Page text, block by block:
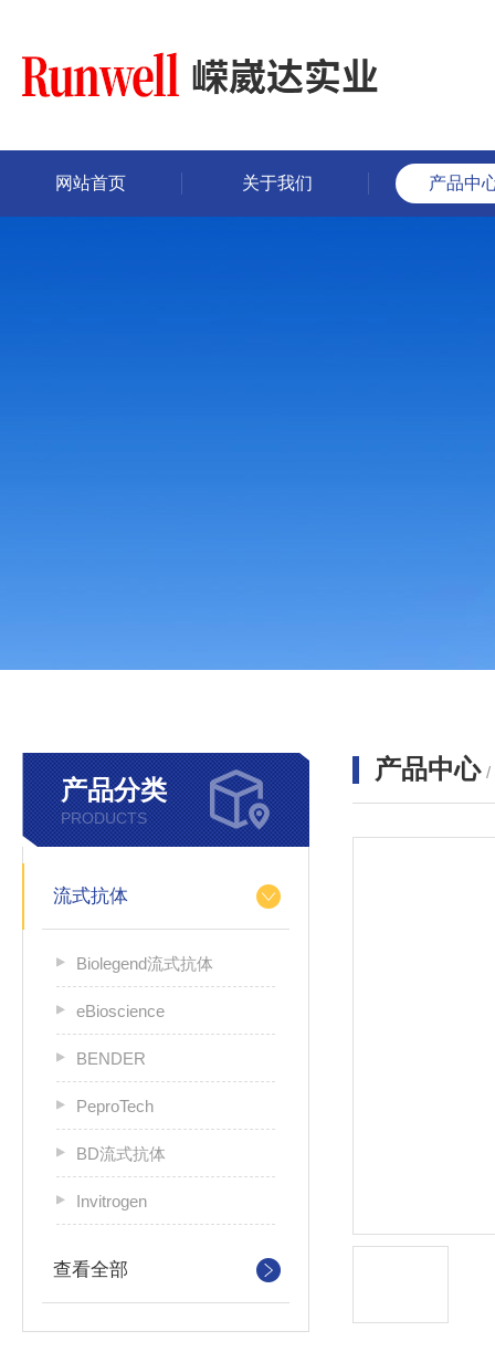
网站首页 关于我们 产品中
产品分类
PRODUCTS
流式抗体
Biolegend流式抗体
eBioscience
BENDER
PeproTech
BD流式抗体
Invitrogen
查看全部
产品中心 /